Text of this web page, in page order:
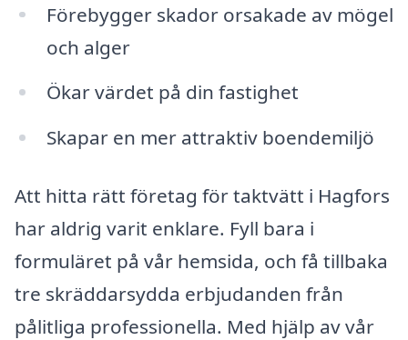
Förebygger skador orsakade av mögel
och alger
Ökar värdet på din fastighet
Skapar en mer attraktiv boendemiljö
Att hitta rätt företag för taktvätt i Hagfors
har aldrig varit enklare. Fyll bara i
formuläret på vår hemsida, och få tillbaka
tre skräddarsydda erbjudanden från
pålitliga professionella. Med hjälp av vår